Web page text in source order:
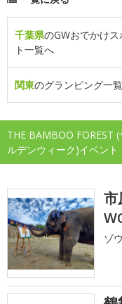
千葉県のGWおでかけス
ト一覧へ
関東のグランピング一
THE BAMBOO FOREST
ルデンウィーク)イベント
市
ゾ